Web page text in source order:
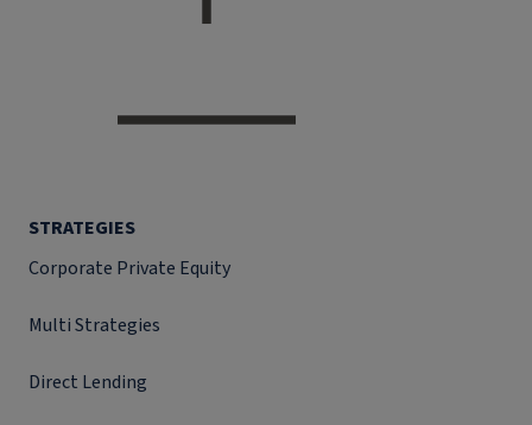
STRATEGIES
Corporate Private Equity
Multi Strategies
Direct Lending